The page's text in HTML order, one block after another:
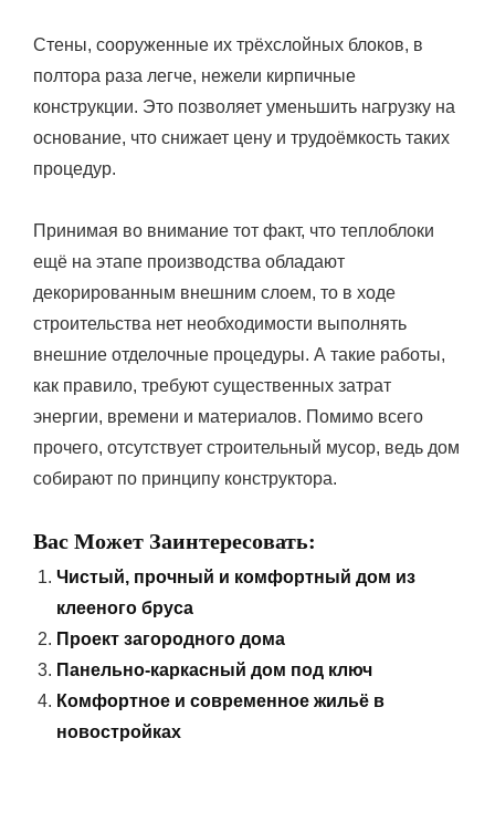
Стены, сооруженные их трёхслойных блоков, в
полтора раза легче, нежели кирпичные
конструкции. Это позволяет уменьшить нагрузку на
основание, что снижает цену и трудоёмкость таких
процедур.
Принимая во внимание тот факт, что теплоблоки
ещё на этапе производства обладают
декорированным внешним слоем, то в ходе
строительства нет необходимости выполнять
внешние отделочные процедуры. А такие работы,
как правило, требуют существенных затрат
энергии, времени и материалов. Помимо всего
прочего, отсутствует строительный мусор, ведь дом
собирают по принципу конструктора.
Вас Может Заинтересовать:
Чистый, прочный и комфортный дом из
клееного бруса
Проект загородного дома
Панельно-каркасный дом под ключ
Комфортное и современное жильё в
новостройках